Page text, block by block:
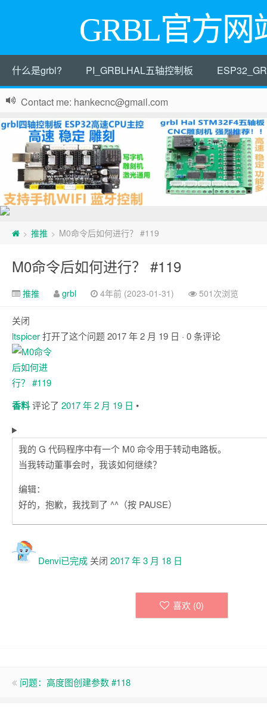
GRBL官方网
什么是grbl? PI_GRBLHAL五轴控制板
Contact me: hankecnc@gmail.com
> 推推 > M0命令后如何进行？ #119
M0命令后如何进行？ #119
推推 grbl 4年前 (2023-01-31) 501次浏览
关闭
ltspicer打开了这个问题2017 年 2 月 19 日 · 0 条评论
注
释
香料评论了 2017 年 2 月 19 日 •
我的 G 代码程序中有一个 M0 命令用于转动电路板。
当我转动董事会时，我该如何继续？
编辑：
好的，抱歉，我找到了 ^^（按 PAUSE）
Denvi已完成 关闭 2017 年 3 月 18 日
喜欢 (0)
问题：高度图创建参数 #118